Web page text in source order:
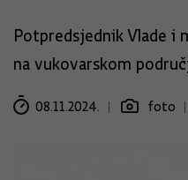
Potpredsjednik Vlade i
na vukovarskom
08.11.2024. foto